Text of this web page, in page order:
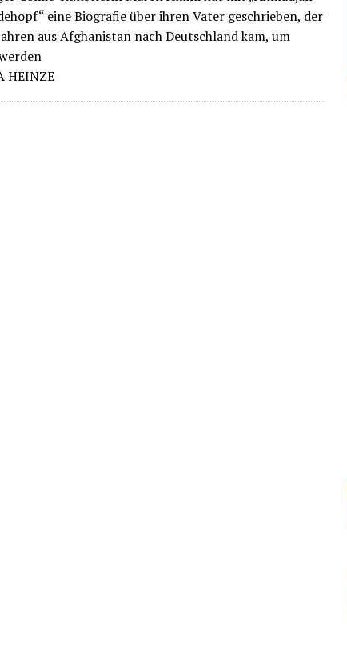
eine Biografie über ihren Vater geschrieben, der
aus Afghanistan nach Deutschland kam, um
HEINZE